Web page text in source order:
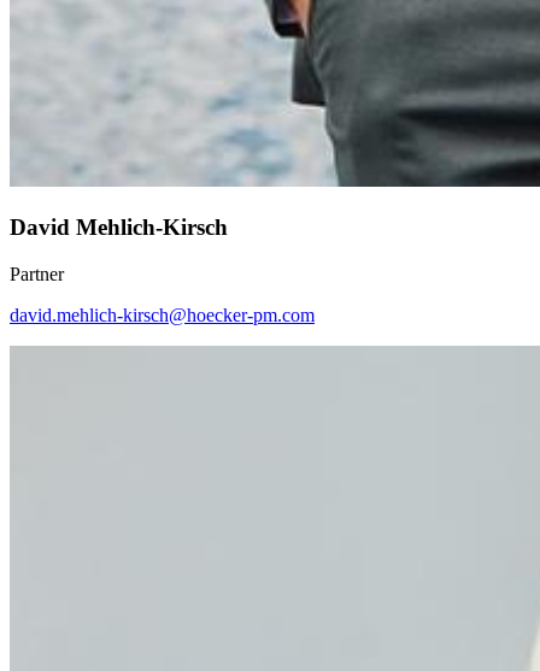
David Mehlich-Kirsch
Partner
david.mehlich-kirsch@hoecker-pm.com